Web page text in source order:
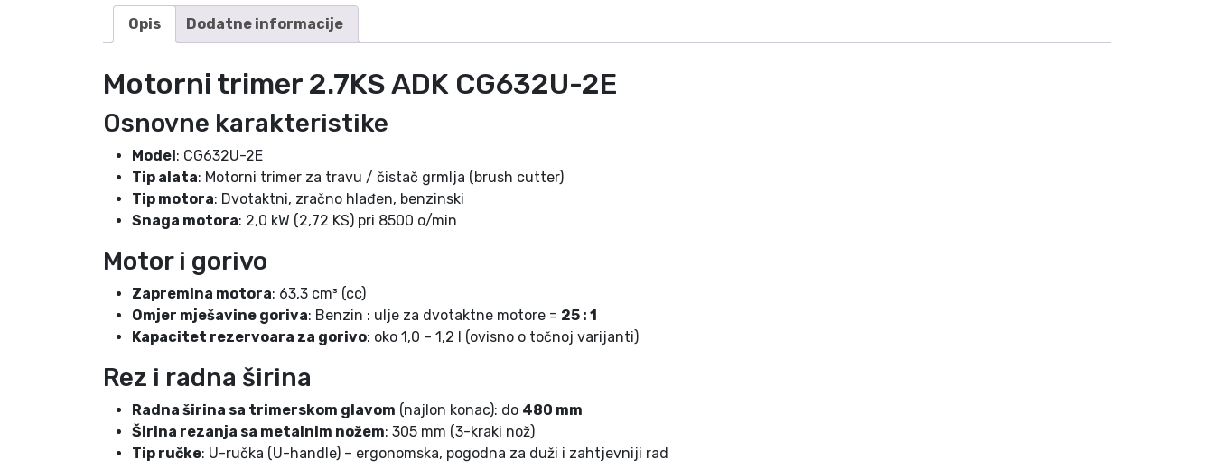
2
Opis Dodatne informacije
Motorni trimer 2.7KS ADK CG632U-2E
Osnovne karakteristike
Model : CG632U-2E
Tip alata: Motorni trimer za travu / čistač grmlja (brush cutter)
Tip motora: Dvotaktni, zračno hlađen, benzinski
Snaga motora: 2,0 kW (2,72 KS) pri 8500 o/min
Motor i gorivo
Zapremina motora: 63,3 cm³ (cc)
Omjer mješavine goriva: Benzin : ulje za dvotaktne motore = 25 : 1
Kapacitet rezervoara za gorivo: oko 1,0 – 1,2 l (ovisno o točnoj varijanti)
Rez i radna širina
Radna širina sa trimerskom glavom (najlon konac): do 480 mm
Širina rezanja sa metalnim nožem: 305 mm (3-kraki nož)
Tip ručke: U-ručka (U-handle) – ergonomska, pogodna za duži i zahtjevniji rad